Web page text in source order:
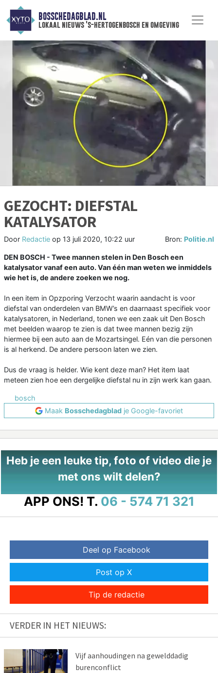
BOSSCHEDAGBLAD.NL
lokaal nieuws 's-hertogenbosch en omgeving
GEZOCHT: DIEFSTAL
KATALYSATOR
Door Redactie op 13 juli 2020, 10:22 uur Bron: Politie.nl
DEN BOSCH - Twee mannen stelen in Den Bosch een
katalysator vanaf een auto. Van één man weten we inmiddels
wie het is, de andere zoeken we nog.
In een item in Opzporing Verzocht waarin aandacht is voor
diefstal van onderdelen van BMW’s en daarnaast specifiek voor
katalysatoren, in Nederland, tonen we een zaak uit Den Bosch
met beelden waarop te zien is dat twee mannen bezig zijn
hiermee bij een auto aan de Mozartsingel. Eén van die personen
is al herkend. De andere persoon laten we zien.
Dus de vraag is helder. Wie kent deze man? Het item laat
meteen zien hoe een dergelijke diefstal nu in zijn werk kan gaan.
bosch
Maak Bosschedagblad je Google-favoriet
Heb je een leuke tip, foto of video die je
met ons wilt delen?
APP ONS! T. 06 - 574 71 321
Deel op Facebook
Post op X
Tip de redactie
VERDER IN HET NIEUWS:
Vijf aanhoudingen na gewelddadig
burenconflict